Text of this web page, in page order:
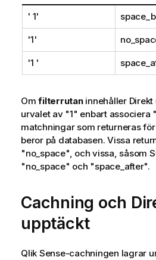
' 1'
'1'
'1 '
Omfilterrutaninnehåller
urvalet av "1" enbart associera
matchningar som returneras för
beror på databasen. Vissa
"no_space", och vissa, såsom
"no_space" och "space_after".
Cachning och
upptäckt
Qlik Sense-cachningen lagrar